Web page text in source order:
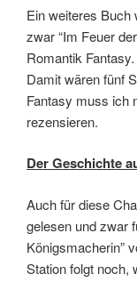
Ein weiteres Buch
zwar “Im Feuer
Romantik
Damit wären fünf
Fantasy muss ich
rezensieren.
Der Geschichte
Auch für diese
gelesen und zwar
Königsmacherin”
Station folgt noch,